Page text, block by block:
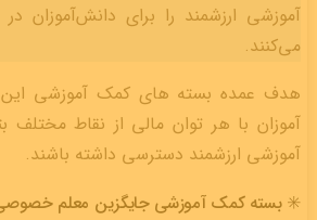
آموزشی ارزشمند را برای دانش‌آموزان
می‌کنند.
هدف عمده بسته های کمک آموزشی
آموزان با هر توان مالی از نقاط مختلف
آموزشی ارزشمند دسترسی داشته باشند.
✳️ بسته کمک آموزشی جایگزین معلم